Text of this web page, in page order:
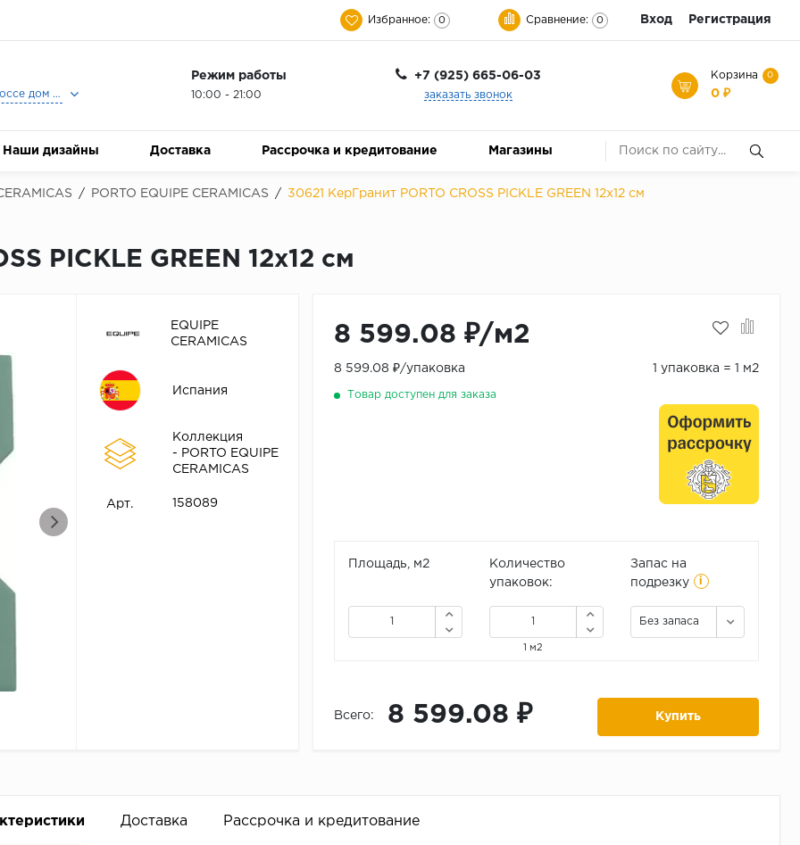
Избранное: 0 Сравнение: 0 Вход Регистрация
Москва, Ленинградское шоссе дом 25, Торговый Центр Family Room, 2-ой этаж, Магазин Керамический Бум.
Режим работы
10:00 - 21:00
+7 (925) 665-06-03
заказать звонок
Корзина 0
0 ₽
Наши дизайны Доставка Рассрочка и кредитование Магазины
/ PORTO EQUIPE CERAMICAS / 30621 КерГранит PORTO CROSS PICKLE GREEN 12x12 см
PICKLE GREEN 12x12 см
EQUIPE
CERAMICAS
Испания
Коллекция
- PORTO EQUIPE
CERAMICAS
Арт. 158089
8 599.08 ₽/м2
8 599.08 ₽/упаковка 1 упаковка = 1 м2
Товар доступен для заказа
Площадь, м2
Количество
упаковок:
1 м2
Запас на
подрезку
i
Без запаса
Всего: 8 599.08 ₽ Купить
Доставка Рассрочка и кредитование